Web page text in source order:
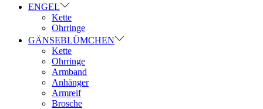
ENGEL
Kette
Ohrringe
GÄNSEBLÜMCHEN
Kette
Ohrringe
Armband
Anhänger
Armreif
Brosche